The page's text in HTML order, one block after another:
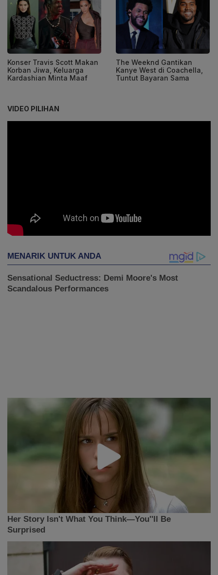
Konser Travis Scott Makan
Korban Jiwa, Keluarga
Kardashian Minta Maaf
The Weeknd Gantikan
Kanye West di Coachella,
Tuntut Bayaran Sama
VIDEO PILIHAN